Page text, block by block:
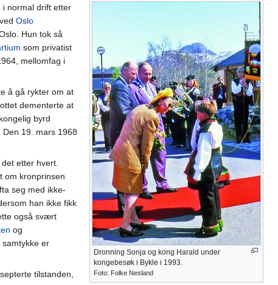
Dronning Sonja og kong Harald under
kongebesøk i Bykle i 1993.
Foto: Folke Nesland
i normal drift etter
Oslo
Hun tok så
som privatist
mellomfag i
å gå rykter om at
dementerte at
byrd
19. mars 1968
etter hvert.
om kronprinsen
seg med ikke-
han ikke fikk
også svært
og
er
tilstanden,